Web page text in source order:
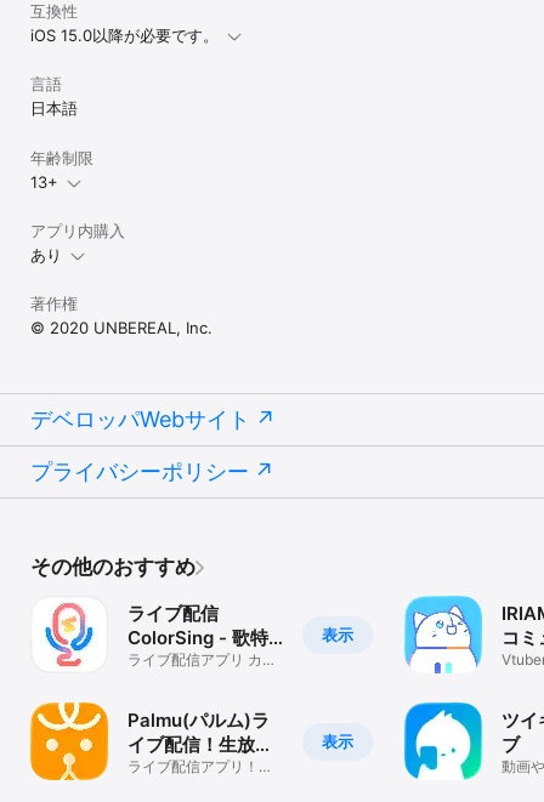
互換性
iOS 15.0以降が必要です。
言語
日本語
年齢制限
13+
アプリ内購入
あり
著作権
© 2020 UNBEREAL, Inc.
デベロッパWebサイト
プライバシーポリシー
その他のおすすめ
表示
ライブ配信
ColorSing - 歌特
化/高音質カラオケ
ライブ配信アプリ カラ
表示
Palmu(パルム)ラ
イブ配信！生放送
やライブを楽しむ
ライブ配信アプリ！ラ
コ
ンア
ツイ
ブ
動画